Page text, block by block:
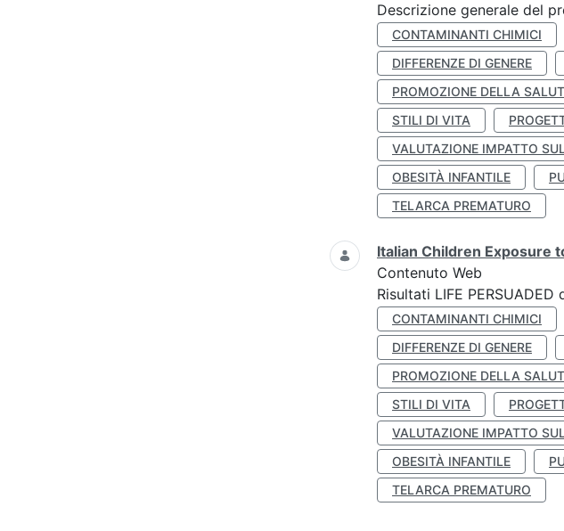
Descrizione generale del
CONTAMINANTI CHIMICI
DIFFERENZE DI GENERE
PROMOZIONE DELLA
STILI DI VITA
VALUTAZIONE IMPATTO
OBESITÀ INFANTILE
TELARCA PREMATURO
Italian Children Exposure
Contenuto Web
Risultati LIFE
CONTAMINANTI CHIMICI
DIFFERENZE DI GENERE
PROMOZIONE DELLA
STILI DI VITA
VALUTAZIONE IMPATTO
OBESITÀ INFANTILE
TELARCA PREMATURO